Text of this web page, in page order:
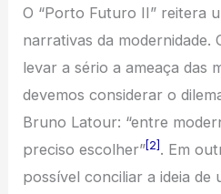
O “Porto Futuro II” reitera
narrativas da modernidade.
levar a sério a ameaça das
devemos considerar o
Bruno Latour: “entre
preciso escolher” [2] . Em
possível conciliar a ideia